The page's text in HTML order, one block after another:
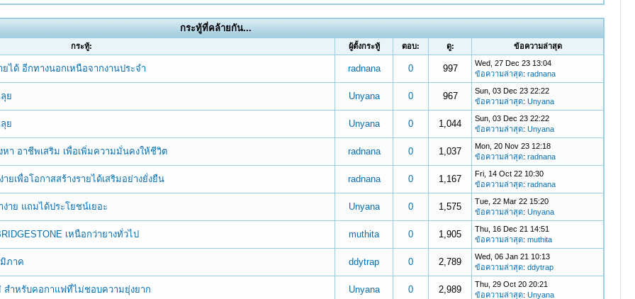
กระทู้ที่คล้ายกัน...
กระทู้: ผู้ตั้งกระทู้ ตอบ: ดู: ข้อความล่าสุด
ได้ อีกทางนอกเหนือจากงานประจำ radnana 0 997
Wed, 27 Dec 23 13:04
ข้อความล่าสุด:radnana
ย Unyana 0 967
Sun, 03 Dec 23 22:22
ข้อความล่าสุด:Unyana
ย Unyana 0 1,044
Sun, 03 Dec 23 22:22
ข้อความล่าสุด:Unyana
า อาชีพเสริม เพื่อเพิ่มความมั่นคงให้ชีวิต radnana 0 1,037
Mon, 20 Nov 23 12:18
ข้อความล่าสุด:radnana
ยเพื่อโอกาสสร้างรายได้เสริมอย่างยั่งยืน radnana 0 1,167
Fri, 14 Oct 22 10:30
ข้อความล่าสุด:radnana
าย แถมได้ประโยชน์เยอะ Unyana 0 1,575
Tue, 22 Mar 22 15:20
ข้อความล่าสุด:Unyana
เหนือกว่ายางทั่วไป muthita 0 1,905
Thu, 16 Dec 21 14:51
ข้อความล่าสุด:muthita
ภาค ddytrap 0 2,789
Wed, 06 Jan 21 10:13
ข้อความล่าสุด:ddytrap
สำหรับคอกาแฟที่ไม่ชอบความยุ่งยาก Unyana 0 2,989
Thu, 29 Oct 20 20:21
ข้อความล่าสุด:Unyana